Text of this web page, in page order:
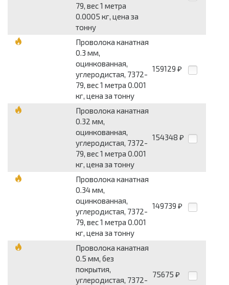
79, вес 1 метра
0.0005 кг, цена за
тонну
Проволока канатная
0.3 мм,
оцинкованная,
углеродистая, 7372-
79, вес 1 метра 0.001
кг, цена за тонну
159129 ₽
Проволока канатная
0.32 мм,
оцинкованная,
углеродистая, 7372-
79, вес 1 метра 0.001
кг, цена за тонну
154348 ₽
Проволока канатная
0.34 мм,
оцинкованная,
углеродистая, 7372-
79, вес 1 метра 0.001
кг, цена за тонну
149739 ₽
Проволока канатная
0.5 мм, без
покрытия,
углеродистая, 7372-
75675 ₽